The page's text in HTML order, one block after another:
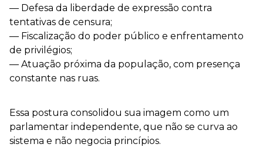
— Defesa da liberdade de expressão contra
tentativas de censura;
— Fiscalização do poder público e enfrentamento
de privilégios;
— Atuação próxima da população, com presença
constante nas ruas.
Essa postura consolidou sua imagem como um
parlamentar independente, que não se curva ao
sistema e não negocia princípios.